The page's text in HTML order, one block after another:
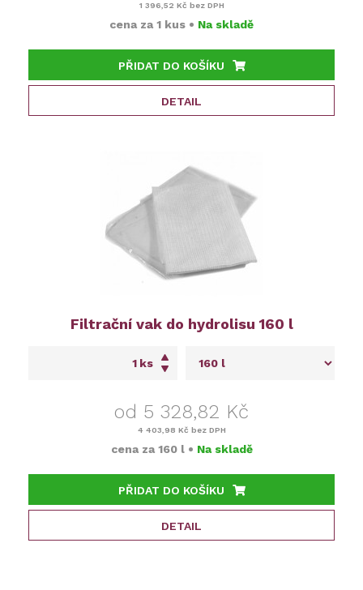
1 396,52 Kč bez DPH
cena za 1 kus • Na skladě
PŘIDAT DO KOŠÍKU
DETAIL
Filtrační vak do hydrolisu 160 l
ks
od 5 328,82 Kč
4 403,98 Kč bez DPH
cena za 160 l • Na skladě
PŘIDAT DO KOŠÍKU
DETAIL